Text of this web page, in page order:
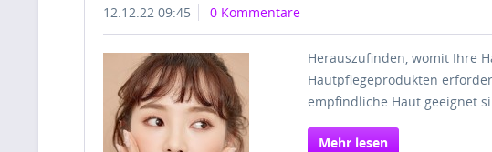
12.12.22 09:45 0 Kommentare
Herauszufinden, womit Ihre
Hautpflegeprodukten
empfindliche Haut geeignet
Mehr lesen